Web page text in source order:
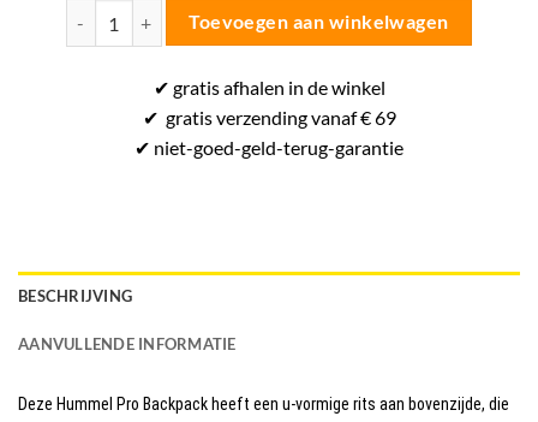
Hummel Pro Backpack Supreme - Sporttas - Rood aantal
Toevoegen aan winkelwagen
✔ gratisafhalen in de winkel
✔ gratisverzending vanaf € 69
✔ niet-goed-geld-terug-garantie
BESCHRIJVING
AANVULLENDE INFORMATIE
Deze Hummel Pro Backpack heeft een u-vormige rits aan bovenzijde, die